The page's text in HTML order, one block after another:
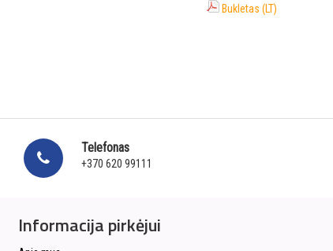
Bukletas (LT)
Telefonas
+370 620 99111
Informacija pirkėjui